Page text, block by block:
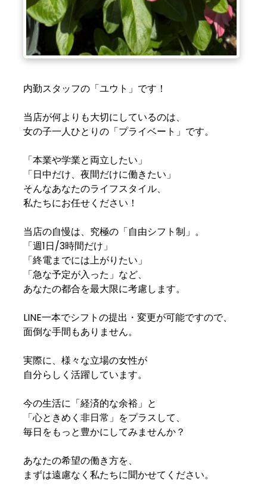
内勤スタッフの「ユウト」です！
当店が何よりも大切にしているのは、
女の子一人ひとりの「プライベート」です。
「本業や学業と両立したい」
「日中だけ、夜間だけに働きたい」
そんなあなたのライフスタイル、
私たちにお任せください！
当店の自慢は、究極の「自由シフト制」。
「週1日/3時間だけ」
「終電までには上がりたい」
「急な予定が入った」など、
あなたの都合を最大限に考慮します。
LINE一本でシフトの提出・変更が可能ですので、
面倒な手間もありません。
実際に、様々な立場の女性が
自分らしく活躍しています。
今の生活に「経済的な余裕」と
「心ときめく非日常」をプラスして、
毎日をもっと豊かにしてみませんか？
あなたの希望の働き方を、
まずは遠慮なく私たちに聞かせてください。